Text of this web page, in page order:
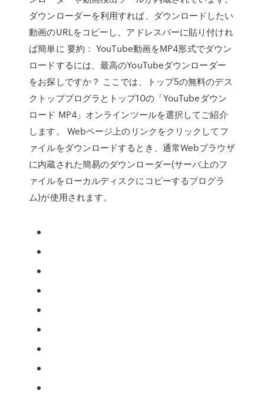
ダウンローダーを利用すれば、ダウンロードしたい
動画のURLをコピーし、アドレスバーに貼り付けれ
ば簡単に 要約： YouTube動画をMP4形式でダウン
ロードするには、最高のYouTubeダウンローダー
をお探しですか？ ここでは、トップ5の無料のデス
クトッププログラとトップ10の「YouTubeダウン
ロード MP4」オンラインツールを選択してご紹介
します。 Webページ上のリンクをクリックしてフ
ァイルをダウンロードするとき、通常Webブラウザ
に内蔵された簡易のダウンローダー(サーバ上のフ
ァイルをローカルディスクにコピーするプログラ
ム)が使用されます。